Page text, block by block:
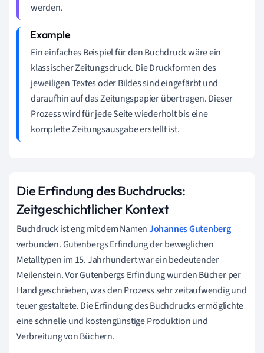
werden.
Ein einfaches Beispiel für den Buchdruck wäre ein
klassischer Zeitungsdruck. Die Druckformen des
jeweiligen Textes oder Bildes sind eingefärbt und
daraufhin auf das Zeitungspapier übertragen. Dieser
Prozess wird für jede Seite wiederholt bis eine
komplette Zeitungsausgabe erstellt ist.
Die Erfindung des Buchdrucks:
Zeitgeschichtlicher Kontext
Buchdruck ist eng mit dem NamenJohannes Gutenberg
verbunden. Gutenbergs Erfindung der beweglichen
Metalltypen im 15. Jahrhundert war ein bedeutender
Meilenstein. Vor Gutenbergs Erfindung wurden Bücher per
Hand geschrieben, was den Prozess sehr zeitaufwendig und
teuer gestaltete. Die Erfindung des Buchdrucks ermöglichte
eine schnelle und kostengünstige Produktion und
Verbreitung von Büchern.